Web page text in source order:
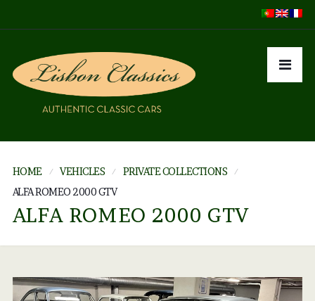
HOME VEHICLES
PRIVATE COLLECTIONS
ALFA ROMEO 2000 GTV
ALFA ROMEO 2000 GTV